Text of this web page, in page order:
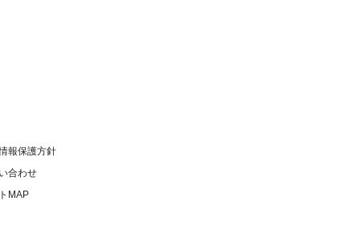
報保護方針
合わせ
MAP